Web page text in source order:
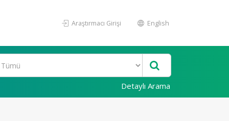
Araştırmacı Girişi English
Detaylı Arama